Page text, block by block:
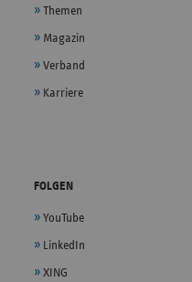
Themen
Magazin
Verband
Karriere
FOLGEN
YouTube
LinkedIn
XING